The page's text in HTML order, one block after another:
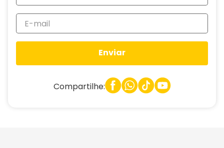
Enviar
Compartilhe: